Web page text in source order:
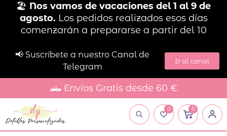
🏖️ Nos vamos de vacaciones del 1 al 9 de
agosto. Los pedidos realizados esos días
comenzarán a prepararse a partir del 10
📢 Suscríbete a nuestro Canal de
Telegram
Ir al canal
🛻 Envíos Gratis desde 60 €
0 0